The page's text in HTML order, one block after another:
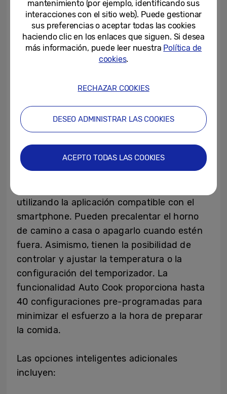
compartimento superior, más pequeño.
Finalmente al utilizar solo uno de los dos
compartimentos en lugar del horno
completo, se reduce el consumo de
demanda de los consumidores exigentes
millennial por electrodomésticos inteligentes
que estén preparados para el IoT. Con la
conectividad Wi-Fi, los consumidores
pueden monitorizar y controlar el horno en
utilizando la aplicación compatible con el
smartphone. Pueden precalentar el horno
de camino a casa o apagarlo cuando estén
fuera. Asimismo, tienen la posibilidad de
controlar y ajustar la temperatura o la
configuración del temporizador. La
funcionalidad Auto Cook proporciona hasta
40 configuraciones pre-programadas para
minimizar el esfuerzo a la hora de preparar
la comida.
Las opciones inteligentes adicionales
incluyen:
mantenimiento (por ejemplo, identificando sus
interacciones con el sitio web). Puede gestionar
sus preferencias o aceptar todas las cookies
haciendo clic en los enlaces que siguen. Si desea
más información, puede leer nuestra Política de
cookies.
RECHAZAR COOKIES
DESEO ADMINISTRAR LAS COOKIES
ACEPTO TODAS LAS COOKIES